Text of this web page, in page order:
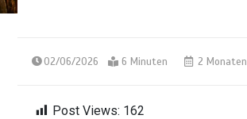
02/06/2026 6 Minuten 2 Monaten
Post Views: 162